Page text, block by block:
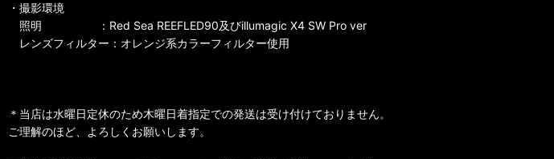
・撮影環境
照明 ：Red Sea REEFLED90及びillumagic X4 SW Pro ver
レンズフィルター：オレンジ系カラーフィルター使用
＊当店は水曜日定休のため木曜日着指定での発送は受け付けておりません。
ご理解のほど、よろしくお願いします。